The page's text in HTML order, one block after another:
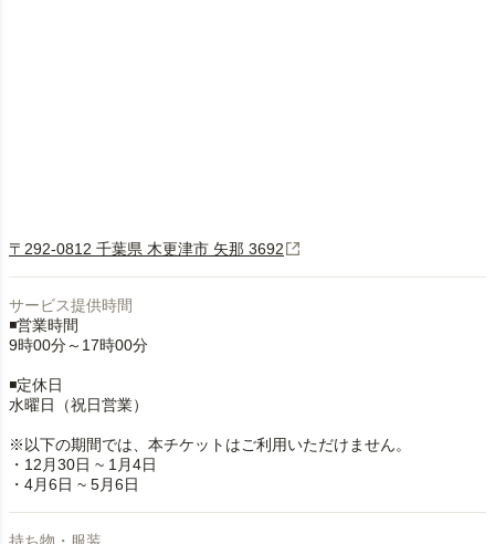
〒292-0812 千葉県 木更津市 矢那 3692
サービス提供時間
◾️営業時間
9時00分～17時00分
◾️定休日
水曜日（祝日営業）
※以下の期間では、本チケットはご利用いただけません。
・12月30日 ~ 1月4日
・4月6日 ~ 5月6日